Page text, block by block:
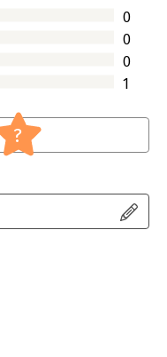
0
0
0
1
?